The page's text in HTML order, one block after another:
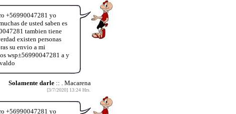
+56990047281 yo
de usted saben es
tambien tiene
existen personas
su envio a mi
wsp±56990047281 a y
Solamente darle:: . Macarena
[3/7/2020] 13:24 Hrs.
+56990047281 yo